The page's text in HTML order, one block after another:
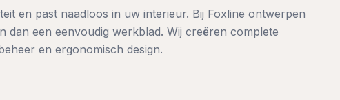
en past naadloos in uw interieur. Bij Foxline ontwerpen
een eenvoudig werkblad. Wij creëren complete
en ergonomisch design.